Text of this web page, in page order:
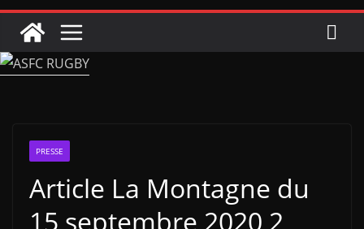
PRESSE
Article La Montagne du
15 septembre 2020 2